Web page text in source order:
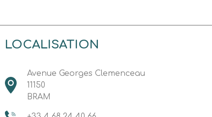
LOCALISATION
Avenue Georges Clemenceau
11150
BRAM